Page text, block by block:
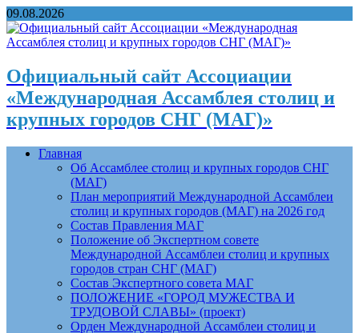
09.08.2026
Официальный сайт Ассоциации
«Международная Ассамблея столиц и
крупных городов СНГ (МАГ)»
Главная
Об Ассамблее столиц и крупных городов СНГ
(МАГ)
План мероприятий Международной Ассамблеи
столиц и крупных городов (МАГ) на 2026 год
Состав Правления МАГ
Положение об Экспертном совете
Международной Ассамблеи столиц и крупных
городов стран СНГ (МАГ)
Состав Экспертного совета МАГ
ПОЛОЖЕНИЕ «ГОРОД МУЖЕСТВА И
ТРУДОВОЙ СЛАВЫ» (проект)
Орден Международной Ассамблеи столиц и